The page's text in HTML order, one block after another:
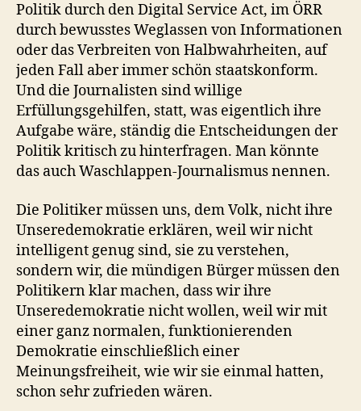
Politik durch den Digital Service Act, im ÖRR
durch bewusstes Weglassen von Informationen
oder das Verbreiten von Halbwahrheiten, auf
jeden Fall aber immer schön staatskonform.
Und die Journalisten sind willige
Erfüllungsgehilfen, statt, was eigentlich ihre
Aufgabe wäre, ständig die Entscheidungen der
Politik kritisch zu hinterfragen. Man könnte
das auch Waschlappen-Journalismus nennen.
Die Politiker müssen uns, dem Volk, nicht ihre
Unseredemokratie erklären, weil wir nicht
intelligent genug sind, sie zu verstehen,
sondern wir, die mündigen Bürger müssen den
Politikern klar machen, dass wir ihre
Unseredemokratie nicht wollen, weil wir mit
einer ganz normalen, funktionierenden
Demokratie einschließlich einer
Meinungsfreiheit, wie wir sie einmal hatten,
schon sehr zufrieden wären.